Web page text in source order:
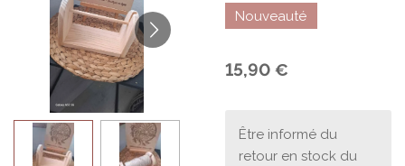
Nouveauté
15,90 €
Être informé du
retour en stock du